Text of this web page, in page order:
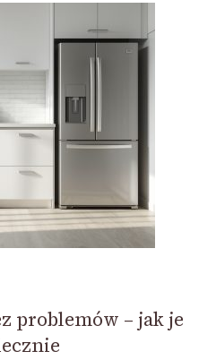
problemów – jak je